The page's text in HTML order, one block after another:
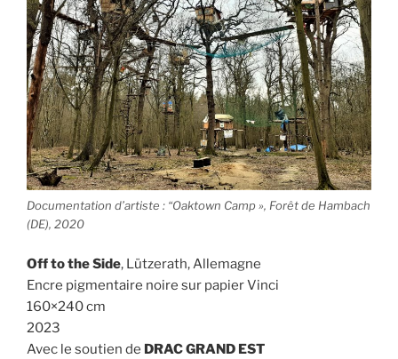
Documentation d’artiste : “Oaktown Camp », Forêt de Hambach
(DE), 2020
Off to the Side, Lützerath, Allemagne
Encre pigmentaire noire sur papier Vinci
160×240 cm
2023
Avec le soutien de DRAC GRAND EST